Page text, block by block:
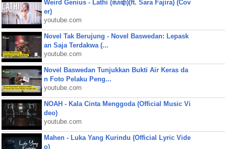
Weird Genius - Lathi (ꦭꦛꦶ)(ft. Sara Fajira) (Cov
er)
youtube.com
Novel Tak Berujung - Novel Baswedan: Lepask
an Saja Terdakwa (...
youtube.com
Novel Baswedan Tunjukkan Bukti Air Keras da
n Foto Pelaku Peng...
youtube.com
NOAH - Kala Cinta Menggoda (Official Music Vi
deo)
youtube.com
Mahen - Luka Yang Kurindu (Official Lyric Vide
o)